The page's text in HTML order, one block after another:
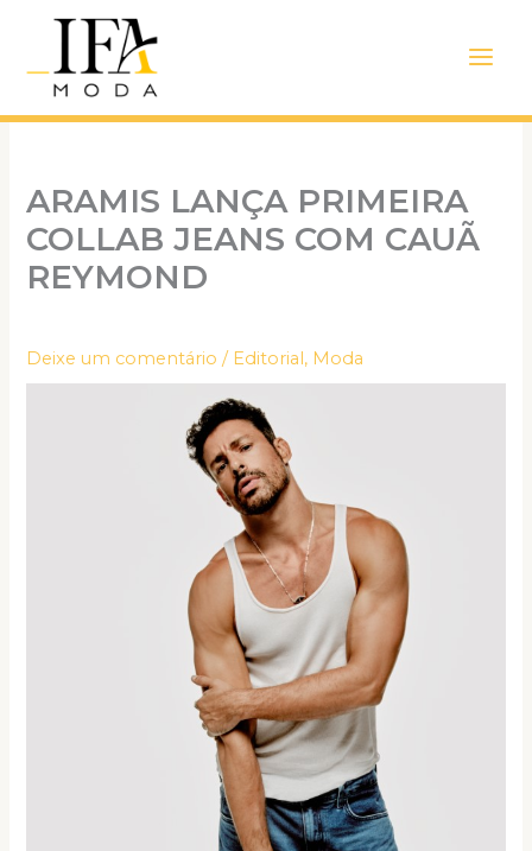
conteúdo
Menu
ARAMIS LANÇA PRIMEIRA
COLLAB JEANS COM CAUÃ
REYMOND
Deixe um comentário / Editorial, Moda